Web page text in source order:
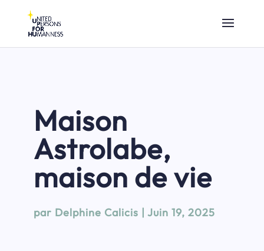
Maison
Astrolabe,
maison de vie
par Delphine Calicis | Juin 19, 2025